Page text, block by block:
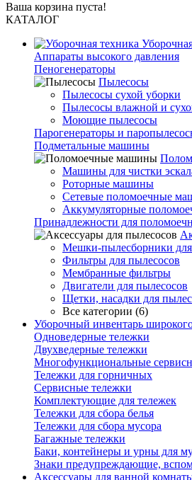
Ваша корзина пуста!
КАТАЛОГ
Аппараты высокого давления
Пеногенераторы
Пылесосы
Пылесосы сухой уборки
Пылесосы влажной и
Моющие пылесосы
Парогенераторы и
Подметальные машины
Машины для чистки
Роторные машины
Сетевые поломоечные
Аккумуляторные
Принадлежности для
Мешки-пылесборники
Фильтры для пылесосов
Мембранные фильтры
Двигатели для пылесосов
Щетки, насадки для
Все категории (6)
Уборочный инвентарь
Одноведерные тележки
Двухведерные тележки
Многофункциональные
Тележки для горничных
Сервисные тележки
Комплектующие для тележек
Тележки для сбора белья
Тележки для сбора мусора
Багажные тележки
Баки, контейнеры и урны для
Знаки предупреждающие,
Аксессуары для ванной